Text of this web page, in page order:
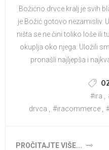
Božićno drvce kralj je svih
je Božić gotovo nezamisliv.
ništa se ne čini toliko loše ili
okuplja oko njega. Uložili
pronašli najljepša i
#ira
drvca
#iracommerce
PROČITAJTE VIŠE...